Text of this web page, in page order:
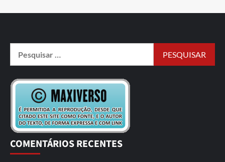
COMENTÁRIOS RECENTES